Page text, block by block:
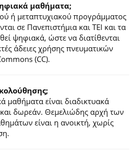
μαθήματα;
ή μεταπτυχιακού προγράμματος
σε Πανεπιστήμια και ΤΕΙ και τα
ψηφιακά, ώστε να διατίθενται
άδειες χρήσης πνευματικών
(CC).
μαθήματα είναι διαδικτυακά
δωρεάν. Θεμελιώδης αρχή των
είναι η ανοικτή, χωρίς